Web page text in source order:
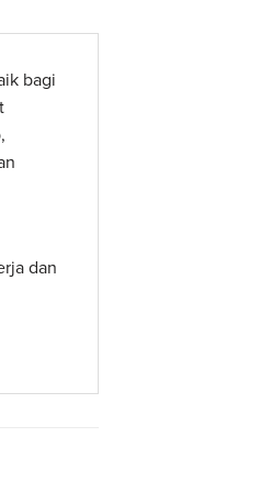
bagi
dan